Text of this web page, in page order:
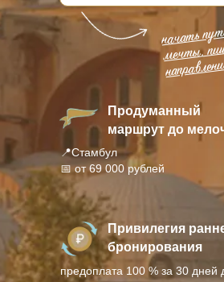
📍Стамбул
📅 от 69 000 рублей
предоплата 100 % за 30 дней
Продуманный
маршрут до
Привилегия
бронирования
начать
мечты,